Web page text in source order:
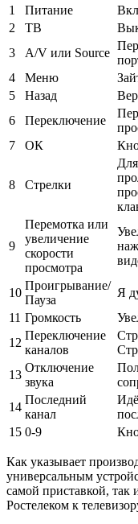
1
Питание
2
ТВ
3
A/V или Source
4
Меню
5
Назад
6
Переключение
7
ОК
8 Стрелки
9
Перемотка или
увеличение
скорости
просмотра
10
Проигрывание/
Пауза
Я
11 Громкость
12
Переключение
каналов
13
Отключение
звука
14
Последний
канал
15 0-9
Как указывает
универсальным
самой приставкой, так
Ростелеком к